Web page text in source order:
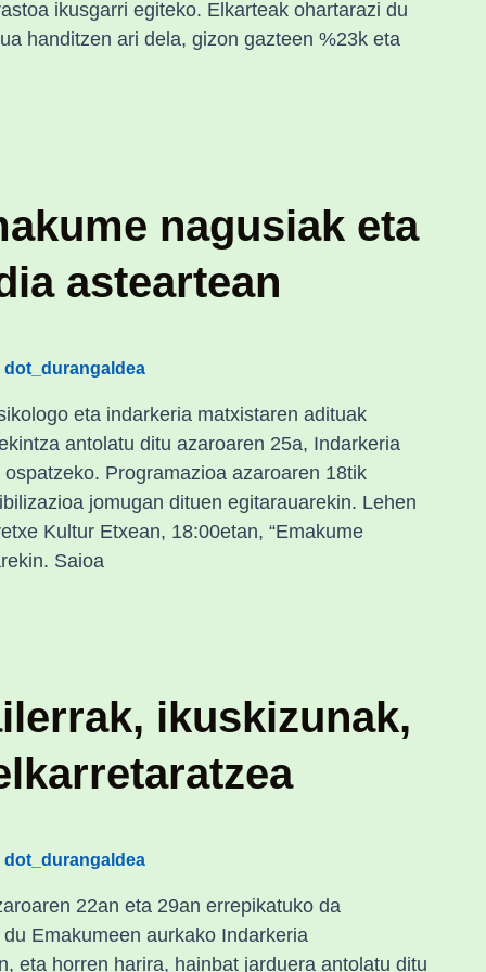
ikusgarri egiteko. Elkarteak ohartarazi du
handitzen ari dela, gizon gazteen %23k eta
nagusiak eta
asteartean
dot_durangaldea
eta indarkeria matxistaren adituak
antolatu ditu azaroaren 25a, Indarkeria
Programazioa azaroaren 18tik
jomugan dituen egitarauarekin. Lehen
Kultur Etxean, 18:00etan, “Emakume
Saioa
ikuskizunak,
dot_durangaldea
22an eta 29an errepikatuko da
Emakumeen aurkako Indarkeria
eta horren harira, hainbat jarduera antolatu ditu